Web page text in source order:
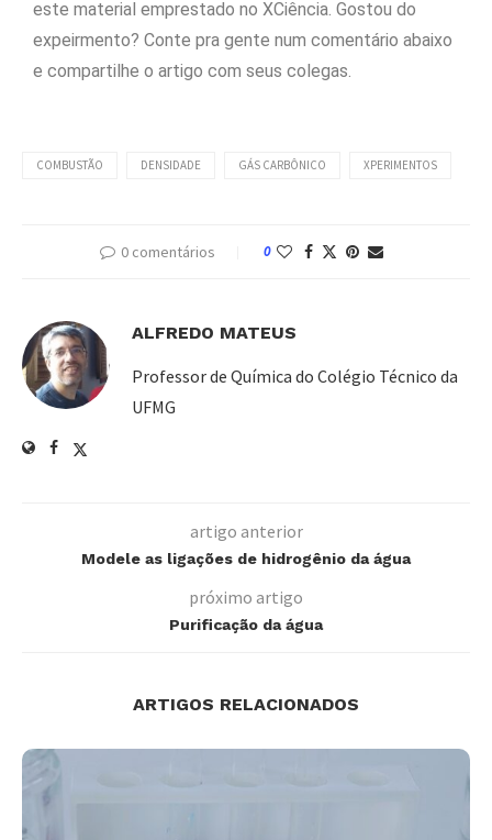
este material emprestado no XCiência. Gostou do
expeirmento? Conte pra gente num comentário abaixo
e compartilhe o artigo com seus colegas.
COMBUSTÃO DENSIDADE GÁS CARBÔNICO XPERIMENTOS
0 comentários 0
ALFREDO MATEUS
Professor de Química do Colégio Técnico da
UFMG
artigo anterior
Modele as ligações de hidrogênio da água
próximo artigo
Purificação da água
ARTIGOS RELACIONADOS